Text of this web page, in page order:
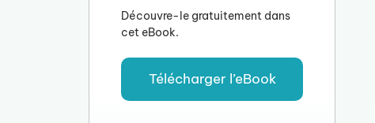
Découvre-le gratuitement dans
cet eBook.
Télécharger l’eBook